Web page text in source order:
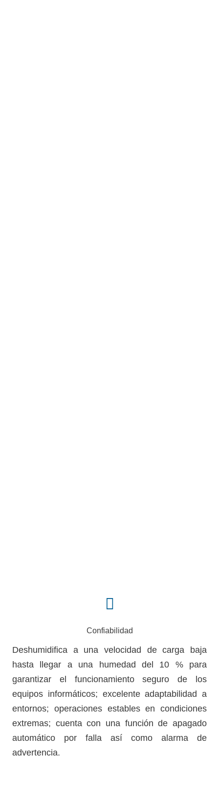
Confiabilidad
Deshumidifica a una velocidad de carga baja
hasta llegar a una humedad del 10 % para
garantizar el funcionamiento seguro de los
equipos informáticos; excelente adaptabilidad a
entornos; operaciones estables en condiciones
extremas; cuenta con una función de apagado
automático por falla así como alarma de
advertencia.